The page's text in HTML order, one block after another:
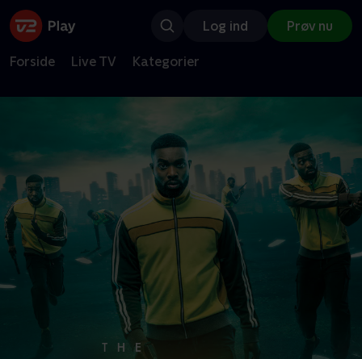
Log ind Prøv nu
Forside Live TV Kategorier